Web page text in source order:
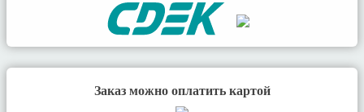
Заказ можно оплатить картой